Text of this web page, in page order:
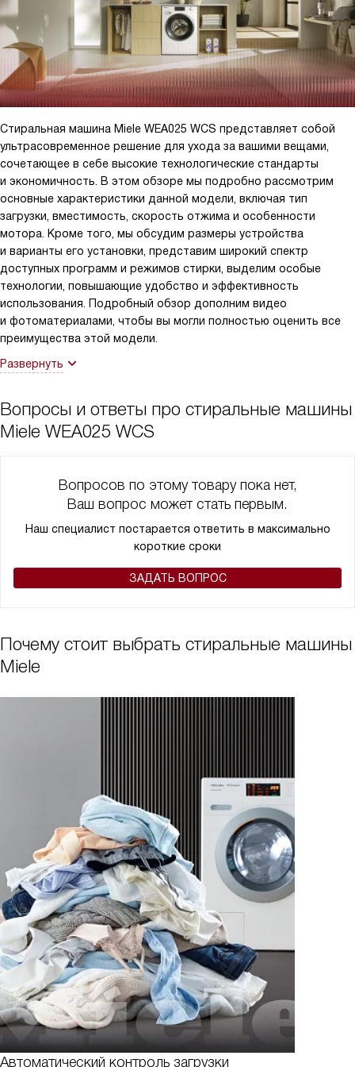
для небольшой квартиры. Особенно радует, что можно
контролировать загрузку и дозировку — заранее знаешь, что
нет перерасхода порошка. Вечером, когда все уставшие, я не
переживаю о шуме или пятнах, техника справляется сама.
Стиральная машина Miele WEA025 WCS представляет собой
ультрасовременное решение для ухода за вашими вещами,
сочетающее в себе высокие технологические стандарты
и экономичность. В этом обзоре мы подробно рассмотрим
основные характеристики данной модели, включая тип
загрузки, вместимость, скорость отжима и особенности
мотора. Кроме того, мы обсудим размеры устройства
и варианты его установки, представим широкий спектр
доступных программ и режимов стирки, выделим особые
технологии, повышающие удобство и эффективность
использования. Подробный обзор дополним видео
и фотоматериалами, чтобы вы могли полностью оценить все
преимущества этой модели.
Развернуть
Вопросы и ответы про стиральные машины
Miele WEA025 WCS
Вопросов по этому товару пока нет,
Ваш вопрос может стать первым.
Наш специалист постарается ответить в максимально
короткие сроки
ЗАДАТЬ ВОПРОС
Почему стоит выбрать стиральные машины
Miele
Автоматический контроль загрузки